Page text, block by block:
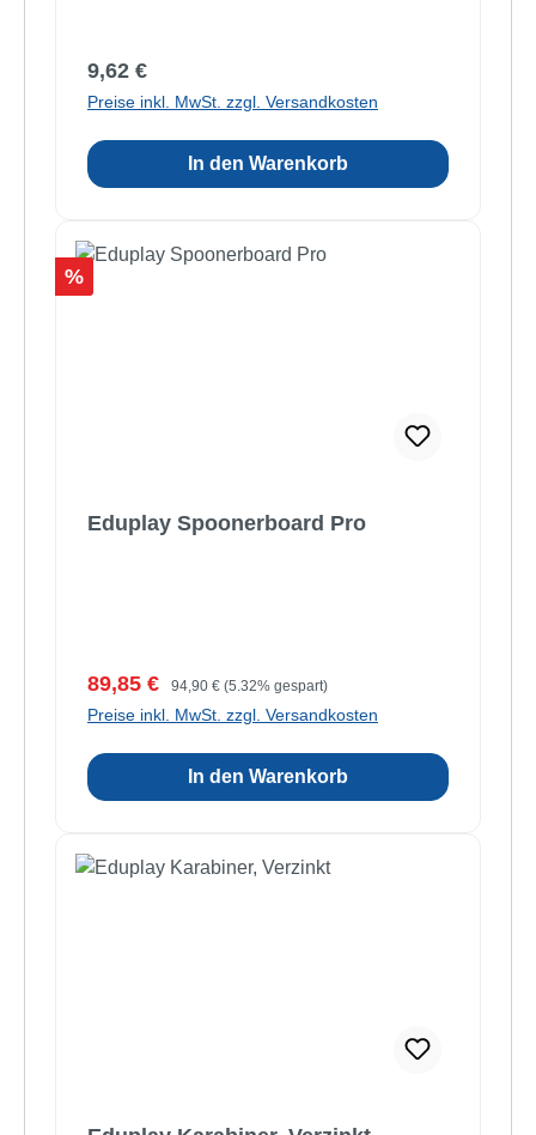
Regulärer Preis:
9,62 €
Preise inkl. MwSt. zzgl. Versandkosten
In den Warenkorb
Rabatt
%
Eduplay Spoonerboard Pro
Verkaufspreis:
89,85 € Regulärer Preis:
94,90 € (5.32% gespart)
Preise inkl. MwSt. zzgl. Versandkosten
In den Warenkorb